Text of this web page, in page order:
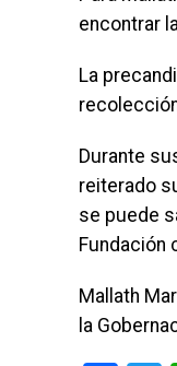
encontrar
La
Durante
reiterado
se puede
Fundación
Mallath
la